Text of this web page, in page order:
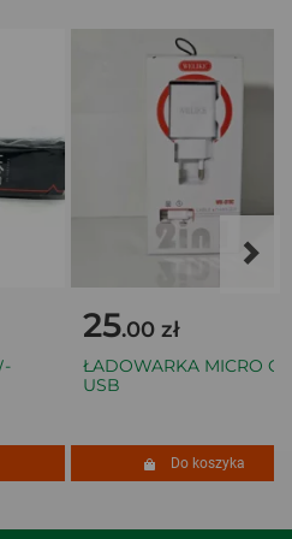
25.00 zł
ŁADOWARKA MICRO C-
USB
Do koszyka